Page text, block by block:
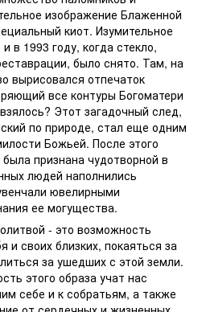
изображение Блаженной
киот. Изумительное
в 1993 году, когда стекло,
было снято. Там, на
вырисовался отпечаток
все контуры Богоматери
Этот загадочный след,
по природе, стал еще одним
Божьей. После этого
признана чудотворной в
людей наполнились
ювелирными
ее могущества.
- это возможность
и своих близких, покаяться за
за ушедших с этой земли.
этого образа учат нас
себе и к собратьям, а также